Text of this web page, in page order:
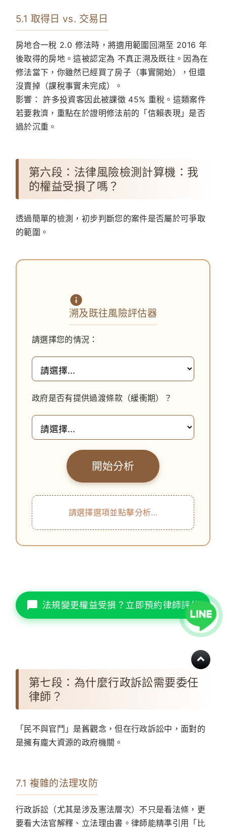
5.1 取得日 vs. 交易日
房地合一稅 2.0 修法時，將適用範圍回溯至 2016 年
後取得的房地。這被認定為 不真正溯及既往。因為在
修法當下，你雖然已經買了房子（事實開始），但還
沒賣掉（課稅事實未完成）。
影響： 許多投資客因此被課徵 45% 重稅。這類案件
若要救濟，重點在於證明修法前的「信賴表現」是否
過於沉重。
第六段：法律風險檢測計算機：我
的權益受損了嗎？
透過簡單的檢測，初步判斷您的案件是否屬於可爭取
的範圍。
溯及既往風險評估器
請選擇您的情況：
政府是否有提供過渡條款（緩衝期）？
開始分析
請選擇選項並點擊分析...
法規變更權益受損？立即預約律師評估
第七段：為什麼行政訴訟需要委任
律師？
「民不與官鬥」是舊觀念，但在行政訴訟中，面對的
是擁有龐大資源的政府機關。
7.1 複雜的法理攻防
行政訴訟（尤其是涉及憲法層次）不只是看法條，更
要看大法官解釋、立法理由書。律師能精準引用「比